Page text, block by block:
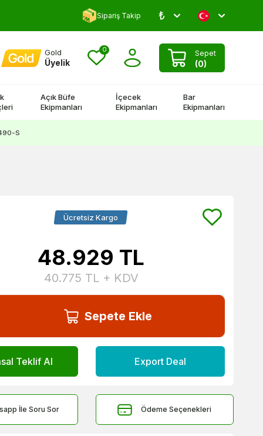
Yorum Yap 500 TL Kazan!
Sipariş Takip ₺
Gold
Üyelik
0 Sepet
(0)
Açık Büfe
Ekipmanları
İçecek
Ekipmanları
Bar
Ekipmanları
S
Ücretsiz Kargo
48.929 TL
40.775 TL + KDV
Sepete Ekle
Teklif Al Export Deal
İle Soru Sor Ödeme Seçenekleri